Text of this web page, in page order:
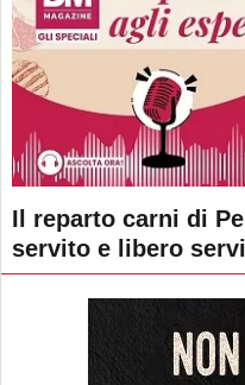
Il reparto carni di
servito e libero